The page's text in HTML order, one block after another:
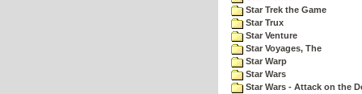
Star Trek the Game
Star Trux
Star Venture
Star Voyages, The
Star Warp
Star Wars
Star Wars - Attack on the